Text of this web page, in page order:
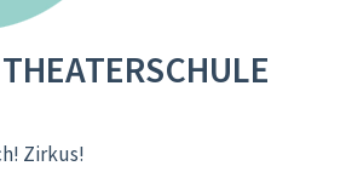
Zirkus!